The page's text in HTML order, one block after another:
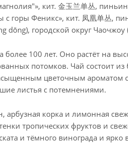
кит. 金玉兰单丛,
горы Феникс», кит. 凤凰单丛,
городской округ Чаочжоу
100 лет. Оно растёт на
потомков. Чай состоит из
цветочным ароматом
листья с потемнениями.
корка и лимонная
тропических фруктов и
и тёмного винограда и